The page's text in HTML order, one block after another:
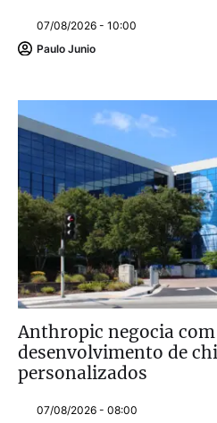
07/08/2026 - 10:00
Paulo Junio
Anthropic negocia com
desenvolvimento de
personalizados
07/08/2026 - 08:00